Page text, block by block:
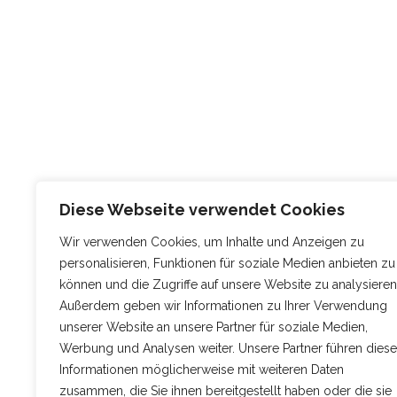
Diese Webseite verwendet Cookies
Wir verwenden Cookies, um Inhalte und Anzeigen zu
personalisieren, Funktionen für soziale Medien anbieten zu
können und die Zugriffe auf unsere Website zu
Außerdem geben wir Informationen zu Ihrer Verwendung
unserer Website an unsere Partner für soziale Medien,
Werbung und Analysen weiter. Unsere Partner führen diese
Informationen möglicherweise mit weiteren Daten
zusammen, die Sie ihnen bereitgestellt haben oder die sie